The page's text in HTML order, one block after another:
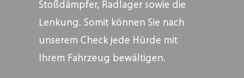
Stoßdämpfer, Radlager sowie die
Lenkung. Somit können Sie nach
unserem Check jede Hürde mit
Ihrem Fahrzeug bewältigen.